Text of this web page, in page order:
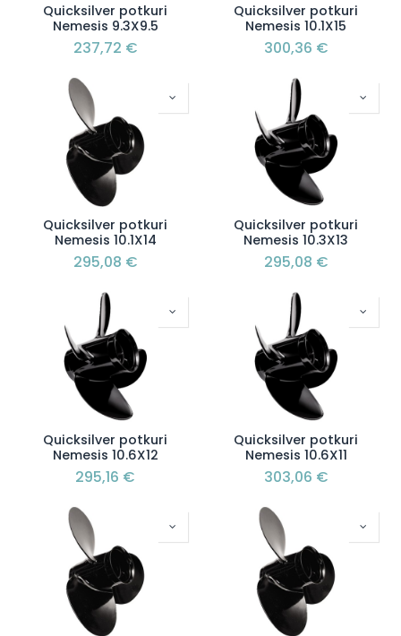
Quicksilver potkuri
Nemesis 9.3X9.5
237,72 €
Quicksilver potkuri
Nemesis 10.1X15
300,36 €
Quicksilver potkuri
Nemesis 10.1X14
295,08 €
Quicksilver potkuri
Nemesis 10.3X13
295,08 €
Quicksilver potkuri
Nemesis 10.6X12
295,16 €
Quicksilver potkuri
Nemesis 10.6X11
303,06 €